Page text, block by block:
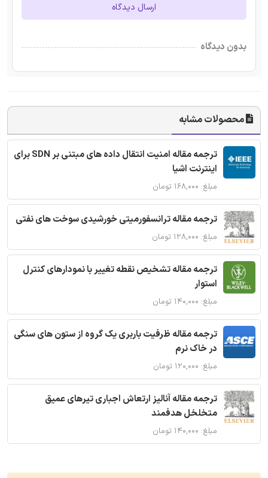
ارسال دیدگاه
بدون دیدگاه
محصولات مشابه
ترجمه مقاله امنیت انتقال داده های مبتنی بر SDN برای
اینترنت اشیا
مبلغ: ۱۶۸,۰۰۰ تومان
ترجمه مقاله ترانسفورمیتی خورشیدی سوخت های نفتی
مبلغ: ۱۲۸,۰۰۰ تومان
ترجمه مقاله تشخیص نقطه تغییر با نمودارهای کنترل
استوار
مبلغ: ۱۴۰,۰۰۰ تومان
ترجمه مقاله ظرفیت باربری یک گروه از ستون های سنگی
در خاک نرم
مبلغ: ۱۲۰,۰۰۰ تومان
ترجمه مقاله آنالیز ارتعاش اجباری تیرهای عمیق
متخلخل هدفمند
مبلغ: ۱۴۰,۰۰۰ تومان